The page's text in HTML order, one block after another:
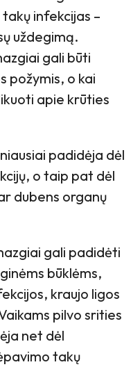
infekcijas –
uždegimą.
gali būti
požymis, o kai
apie krūties
padidėja dėl
o taip pat dėl
dubens organų
gali padidėti
būklėms,
kraujo ligos
pilvo srities
net dėl
takų